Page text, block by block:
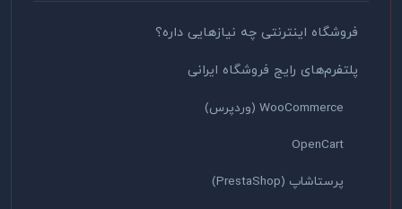
فروشگاه اینترنتی چه نیازهایی داره؟
پلتفرم‌های رایج فروشگاه ایرانی
WooCommerce (وردپرس)
OpenCart
پرستاشاپ (PrestaShop)